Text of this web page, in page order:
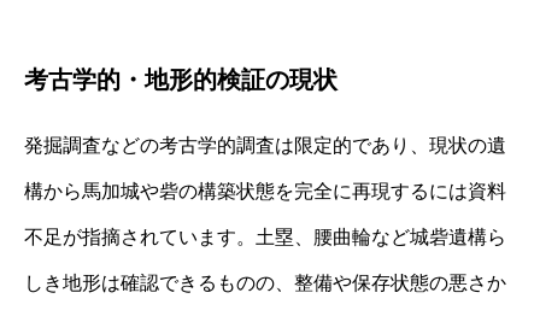
考古学的・地形的検証の現状
発掘調査などの考古学的調査は限定的であり、現状の遺
構から馬加城や砦の構築状態を完全に再現するには資料
不足が指摘されています。土塁、腰曲輪など城砦遺構ら
しき地形は確認できるものの、整備や保存状態の悪さか